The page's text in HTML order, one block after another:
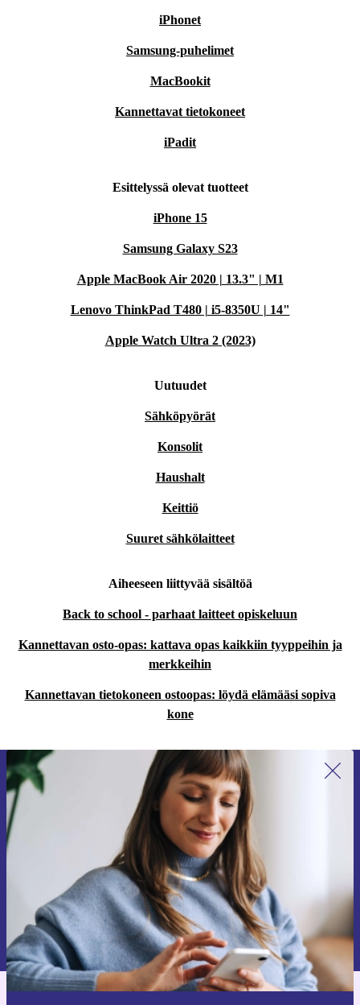
iPhonet
Samsung-puhelimet
MacBookit
Kannettavat tietokoneet
iPadit
Esittelyssä olevat tuotteet
iPhone 15
Samsung Galaxy S23
Apple MacBook Air 2020 | 13.3" | M1
Lenovo ThinkPad T480 | i5-8350U | 14"
Apple Watch Ultra 2 (2023)
Uutuudet
Sähköpyörät
Konsolit
Haushalt
Keittiö
Suuret sähkölaitteet
Aiheeseen liittyvää sisältöä
Back to school - parhaat laitteet opiskeluun
Kannettavan osto-opas: kattava opas kaikkiin tyyppeihin ja
merkkeihin
Kannettavan tietokoneen ostoopas: löydä elämääsi sopiva
kone
Liity ensimmäistä kertaa uutiskirjeen
tilaajaksi ja säästä 15 €!
Älä missaa enää yhtäkään tarjousta.
Pyydä etukuponki
Lisätietoja henkilötietojen käytöstä löydättietosuojaselosteestamme.